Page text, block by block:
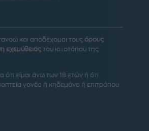
και αποδέχομαι τους όρους
εχεμύθειας του ιστοτόπου της
είμαι άνω των 18 ετών ή ότι
γονέα ή κηδεμόνα ή επιτρόπου